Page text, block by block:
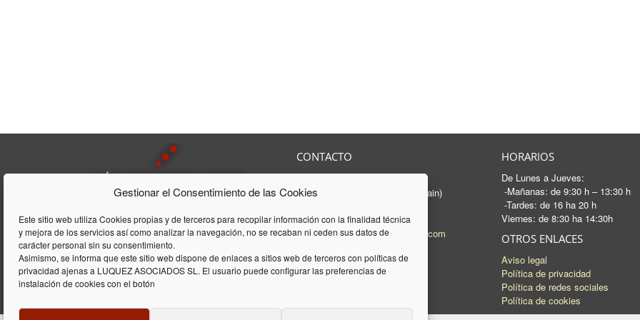
Gestionar el Consentimiento de las Cookies
Este sitio web utiliza Cookies propias y de terceros para recopilar información con la finalidad técnica
y mejora de los servicios así como analizar la navegación, no se recaban ni ceden sus datos de
carácter personal sin su consentimiento.
Asimismo, se informa que este sitio web dispone de enlaces a sitios web de terceros con políticas de
privacidad ajenas a LUQUEZ ASOCIADOS SL. El usuario puede configurar las preferencias de
instalación de cookies con el botón
Lúquez & ASSOCIATS, SL es una
Consultoría Laboral, que acumula
una trayectória de 20 años en el
ámbito laboral y de gestión de
empresas
CONTACTO
08208 Sabadell - Barcelona (Spain)
Fax:93 745 15 35
E-mail:mail@luquez-associats.com
HORARIOS
De Lunes a Jueves:
-Mañanas: de 9:30 h – 13:30 h
-Tardes: de 16 ha 20 h
Viernes: de 8:30 ha 14:30h
OTROS ENLACES
Aviso legal
Política de privacidad
Política de redes sociales
Política de cookies